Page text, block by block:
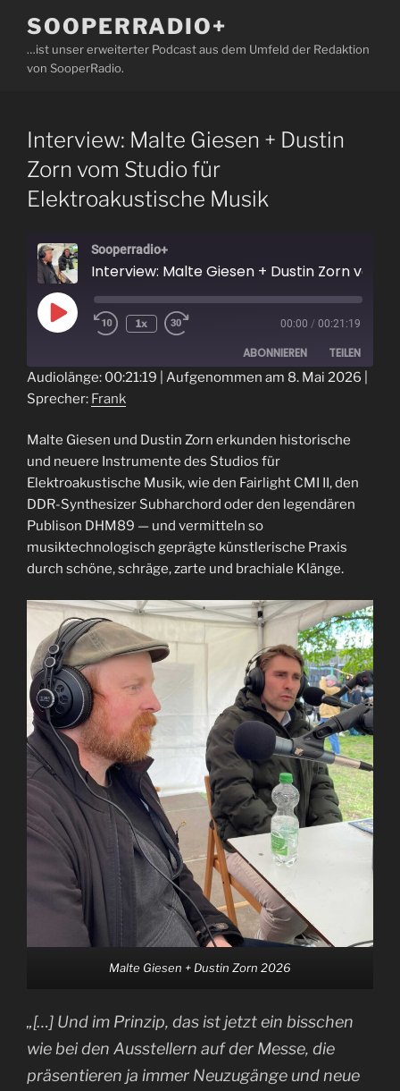
Inhalt
springen
SOOPERRADIO+
…ist unser erweiterter Podcast aus dem Umfeld der Redaktion
von SooperRadio.
Interview: Malte Giesen + Dustin
Zorn vom Studio für
Elektroakustische Musik
Sooperradio+
Play
Episode
1x 00:00 / 00:21:19
ABONNIEREN TEILEN
TEILEN
LINK
EMBED
Audiolänge: 00:21:19 Aufgenommen am 8. Mai 2026
Sprecher: Frank
Malte Giesen und Dustin Zorn erkunden historische
und neuere Instrumente des Studios für
Elektroakustische Musik, wie den Fairlight CMI II, den
DDR-Synthesizer Subharchord oder den legendären
Publison DHM89 — und vermitteln so
musiktechnologisch geprägte künstlerische Praxis
durch schöne, schräge, zarte und brachiale Klänge.
Malte Giesen + Dustin Zorn 2026
„[…] Und im Prinzip, das ist jetzt ein bisschen
wie bei den Ausstellern auf der Messe, die
präsentieren ja immer Neuzugänge und neue